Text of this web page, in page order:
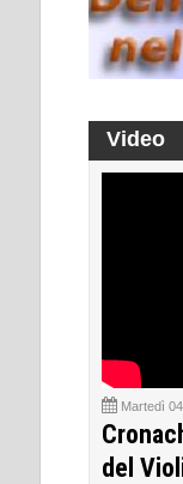
Video
Martedì
del